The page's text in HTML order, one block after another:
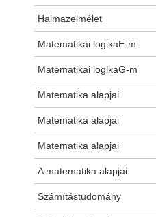
Halmazelmélet
Matematikai logikaE-m
Matematikai logikaG-m
Matematika alapjai
Matematika alapjai
Matematika alapjai
A matematika alapjai
Számítástudomány